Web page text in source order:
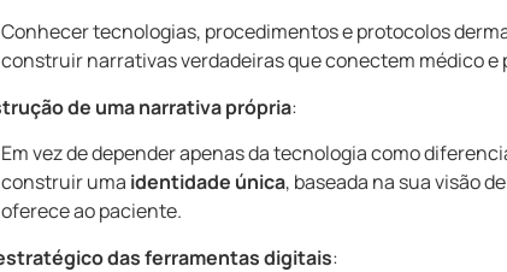
Conhecer tecnologias, procedimentos e protocolos
construir narrativas verdadeiras que conectem médico e
de uma narrativa própria:
Em vez de depender apenas da tecnologia como
construir uma identidade única, baseada na sua visão
oferece ao paciente.
das ferramentas digitais: